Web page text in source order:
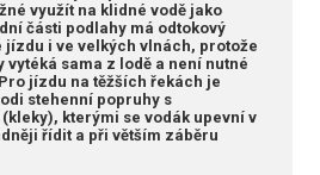
využít na klidné vodě jako
části podlahy má odtokový
jízdu i ve velkých vlnách, protože
sama z lodě a není nutné
jízdu na těžších řekách je
stehenní popruhy s
kterými se vodák upevní v
řídit a při větším záběru